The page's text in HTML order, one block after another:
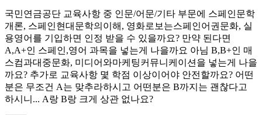
국민연금공단 교육사항 중 인문/어문/기타 부문에 스페인문학
개론, 스페인현대문학의이해, 영화로보는스페인어권문화, 실
용영어를 기입하면 인정 받을 수 있을까요? 만약 된다면
A,A+인 스페인,영어 과목을 넣는게 나을까요 아님 B,B+인 매
스컴과대중문화, 미디어와마케팅커뮤니케이션을 넣는게 나을
까요? 추가로 교육사항 몇 학점 이상이어야 안전할까요? 어떤
분은 무조건 A는 맞추라하시고 어떤분은 B까지는 괜찮다고
하시니... A랑 B랑 크게 상관 없나요?